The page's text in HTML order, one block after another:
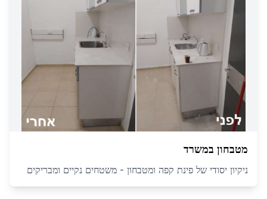
מטבחון במשרד
ניקיון יסודי של פינת קפה ומטבחון - משטחים נקיים ומבריקים